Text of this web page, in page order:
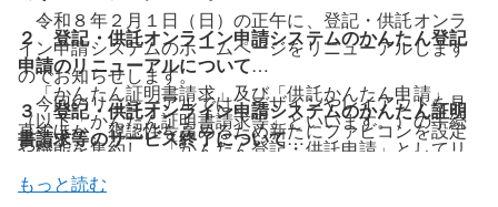
令和８年２月１日（日）の正午に、登記・供託オンラ
イン申請システムのホームページをリニューアルします
のでお知らせします。
今回のリニューアルでは、デザインやレイアウトを見
直すほか、視認性を高めるため新たにファビコンを設定
しました。ホームページのリニューアルに伴い、以下に
ついて御留意ください。
２ 登記・供託オンライン申請システムのかんたん登記
申請のリニューアルについて
「かんたん証明書請求」及び「供託かんたん申請」
（以下「かんたん証明書請求等」といいます。）の手続
や機能を集約し、「かんたん登記・供託申請」としてリ
ニューアルを行います。
３ 登記・供託オンライン申請システムのかんたん証明
書請求等のサービス終了について
証明書請求等のサービス提供が終了となります。令和８
もっと読む